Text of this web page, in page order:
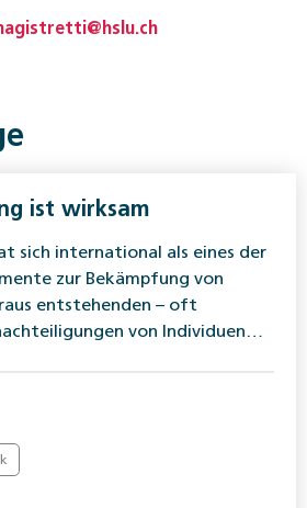
ist wirksam
sich international als eines der
zur Bekämpfung von
entstehenden – oft
von Individuen…